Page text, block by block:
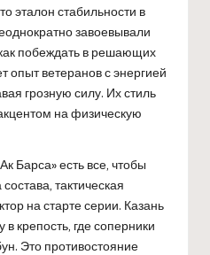
эталон стабильности в
завоевывали
побеждать в решающих
опыт ветеранов с энергией
грозную силу. Их стиль
на физическую
Барса» есть все, чтобы
тактическая
на старте серии. Казань
крепость, где соперники
Это противостояние